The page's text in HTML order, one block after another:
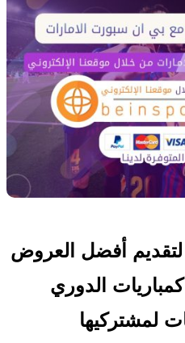
أفضل العروض
الدوري
لمشتركيها